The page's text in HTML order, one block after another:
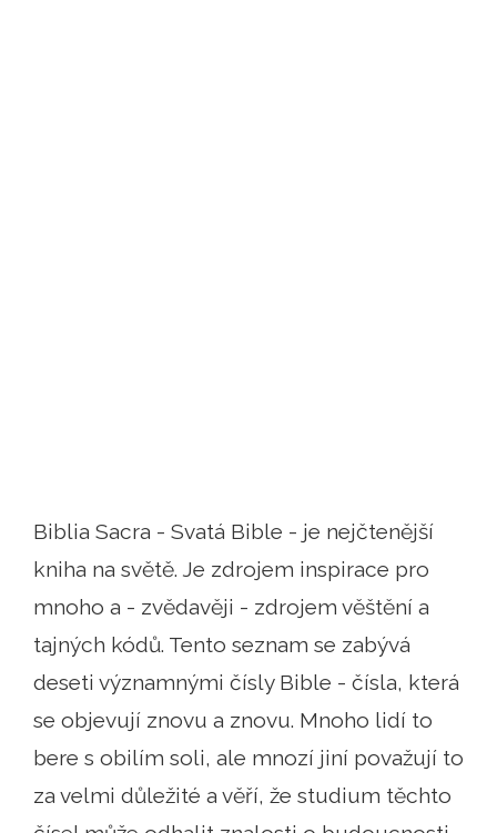
Biblia Sacra - Svatá Bible - je nejčtenější
kniha na světě. Je zdrojem inspirace pro
mnoho a - zvědavěji - zdrojem věštění a
tajných kódů. Tento seznam se zabývá
deseti významnými čísly Bible - čísla, která
se objevují znovu a znovu. Mnoho lidí to
bere s obilím soli, ale mnozí jiní považují to
za velmi důležité a věří, že studium těchto